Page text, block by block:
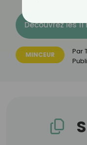
Découvrez les
MINCEUR Par